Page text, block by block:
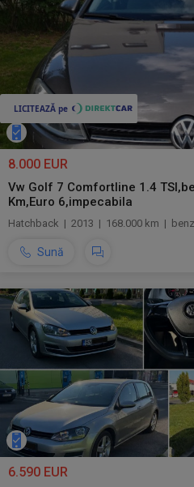
8.000 EUR
Vw Golf 7 Comfortline 1.4
Km,Euro 6,impecabila
Hatchback | 2013 | 168.000 km |
Sună
6.590 EUR